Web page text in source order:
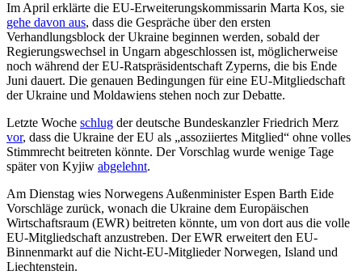
Im April erklärte die EU-Erweiterungskommissarin Marta Kos, sie
gehe davon aus, dass die Gespräche über den ersten
Verhandlungsblock der Ukraine beginnen werden, sobald der
Regierungswechsel in Ungarn abgeschlossen ist, möglicherweise
noch während der EU-Ratspräsidentschaft Zyperns, die bis Ende
Juni dauert. Die genauen Bedingungen für eine EU-Mitgliedschaft
der Ukraine und Moldawiens stehen noch zur Debatte.
Letzte Woche schlug der deutsche Bundeskanzler Friedrich Merz
vor, dass die Ukraine der EU als „assoziiertes Mitglied“ ohne volles
Stimmrecht beitreten könnte. Der Vorschlag wurde wenige Tage
später von Kyjiw abgelehnt.
Am Dienstag wies Norwegens Außenminister Espen Barth Eide
Vorschläge zurück, wonach die Ukraine dem Europäischen
Wirtschaftsraum (EWR) beitreten könnte, um von dort aus die volle
EU-Mitgliedschaft anzustreben. Der EWR erweitert den EU-
Binnenmarkt auf die Nicht-EU-Mitglieder Norwegen, Island und
Liechtenstein.